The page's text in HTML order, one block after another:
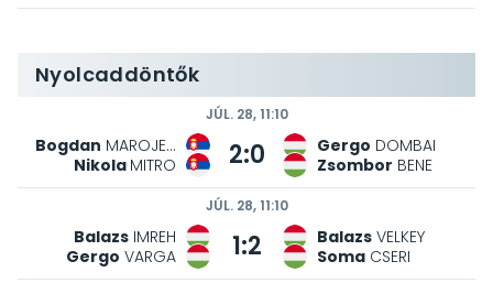
Nyolcaddöntők
JÚL. 28, 11:10
Bogdan MAROJEVIC
Nikola MITRO 2:0 Gergo DOMBAI
Zsombor BENE
JÚL. 28, 11:10
Balazs IMREH
Gergo VARGA 1:2 Balazs VELKEY
Soma CSERI